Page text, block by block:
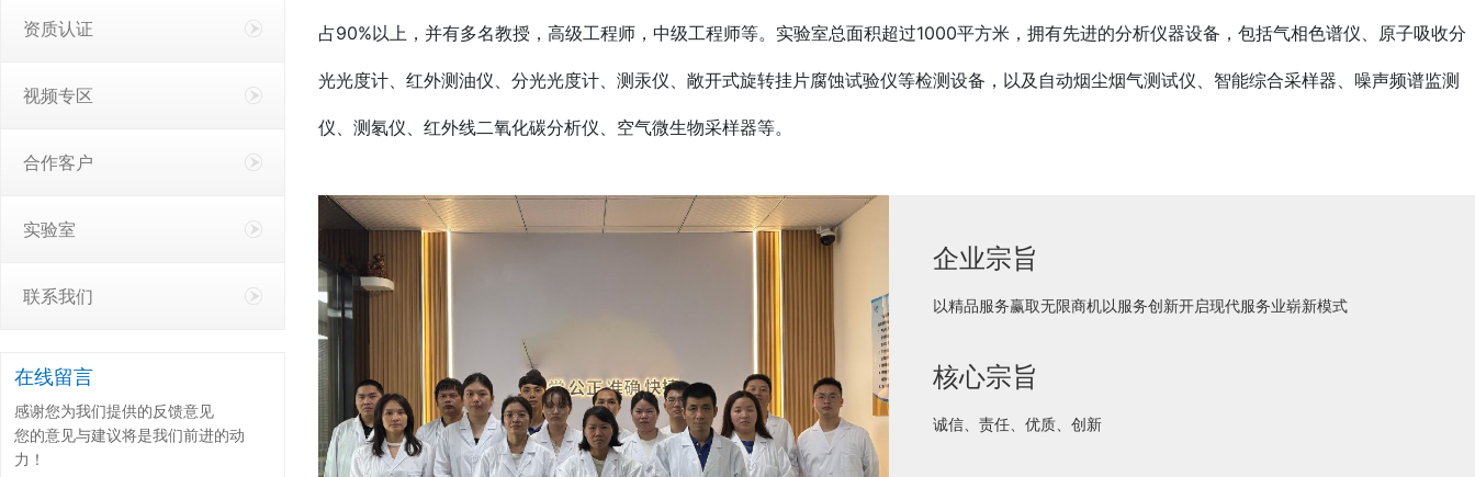
资质认证
视频专区
合作客户
实验室
联系我们
在线留言
感谢您为我们提供的反馈意见
您的意见与建议将是我们前进的动
力！
占90%以上，并有多名教授，高级工程师，中级工程师等。实验室总面积超过1000平方米，拥有先进的分析仪器设备，包括气相色谱仪、原子吸收分
光光度计、红外测油仪、分光光度计、测汞仪、敞开式旋转挂片腐蚀试验仪等检测设备，以及自动烟尘烟气测试仪、智能综合采样器、噪声频谱监测
仪、测氡仪、红外线二氧化碳分析仪、空气微生物采样器等。
企业宗旨
以精品服务赢取无限商机以服务创新开启现代服务业崭新模式
核心宗旨
诚信、责任、优质、创新